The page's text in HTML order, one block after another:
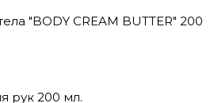
"BODY CREAM BUTTER" 200
рук 200 мл.